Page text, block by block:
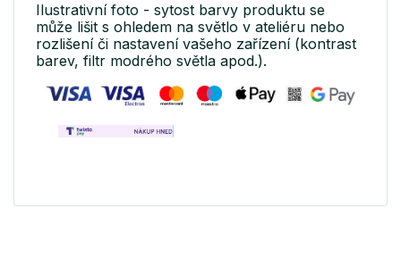
Ilustrativní foto - sytost barvy produktu se
může lišit s ohledem na světlo v ateliéru nebo
rozlišení či nastavení vašeho zařízení (kontrast
barev, filtr modrého světla apod.).